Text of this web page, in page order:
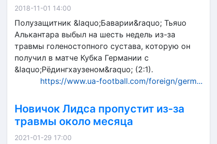
2018-11-01 14:00
Полузащитник &laquo;Баварии&raquo; Тьяuо
Алькантара выбыл на шесть недель из-за
травмы голеностопного сустава, которую он
получил в матче Кубка Германии с
&laquo;Рёдингхаузеном&raquo; (2:1).
https://www.ua-football.com/foreign/germ...
Новичок Лидса пропустит из-за
травмы около месяца
2021-01-29 17:00